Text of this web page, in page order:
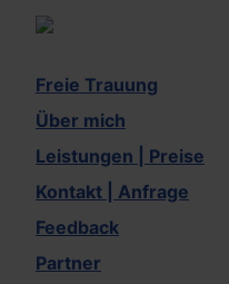
Freie Trauung
Über mich
Leistungen | Preise
Kontakt | Anfrage
Feedback
Partner